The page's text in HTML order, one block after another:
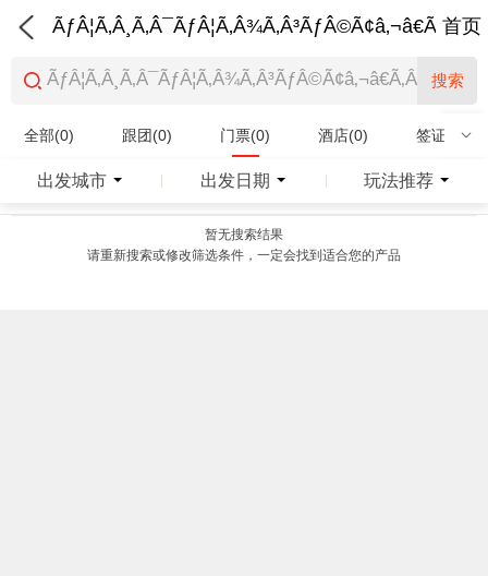
首页
搜索
全部(0) 跟团(0) 门票(0) 酒店(0) 签证(0)
特产商品(0)
出发城市 出发日期 玩法推荐
暂无搜索结果
请重新搜索或修改筛选条件，一定会找到适合您的产品